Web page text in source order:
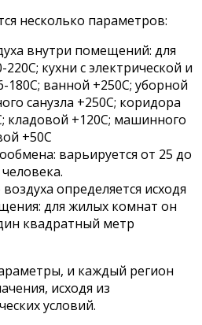
несколько параметров:
внутри помещений: для
кухни с электрической и
180С; ванной +250С; уборной
санузла +250С; коридора
кладовой +120С; машинного
+50С
варьируется от 25 до
определяется исходя
для жилых комнат он
квадратный метр
и каждый регион
исходя из
условий.